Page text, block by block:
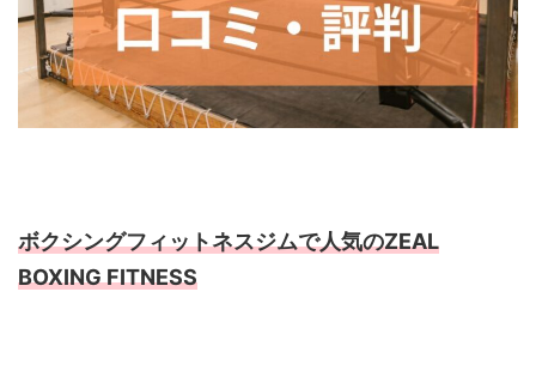
ボクシングフィットネスジムで人気のZEAL
BOXING FITNESS